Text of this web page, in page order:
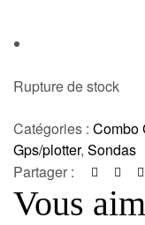
Rupture de stock
Catégories : Combo
Gps/plotter, Sondas
Partager :
Vous